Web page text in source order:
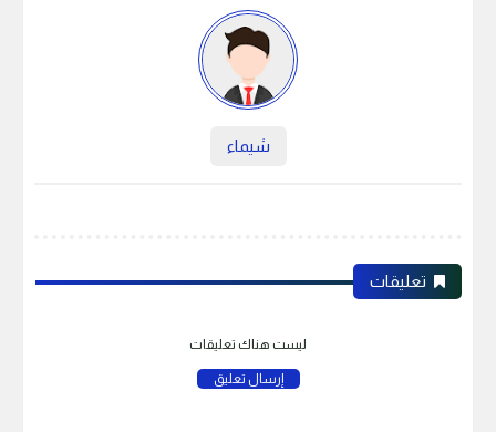
شيماء
تعليقات
ليست هناك تعليقات
إرسال تعليق